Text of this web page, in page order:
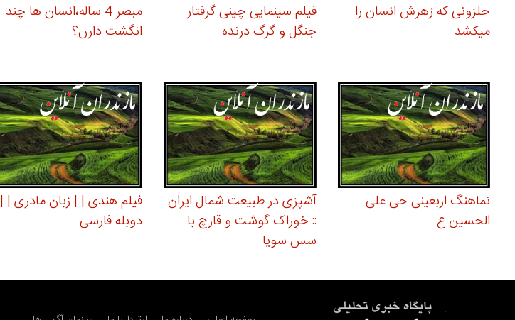
حلزونی که زهرش انسان را
میکشد
فیلم سینمایی چینی گرفتار
جنگل و گرگ درنده
مبصر 4 ساله،انسان ها چند
انگشت دارن؟
نماهنگ اربعینی حی علی
الحسین ع
آشپزی در طبیعت شمال ایران
:: خوراک گوشت و قارچ با
سس سویا
فیلم هندی | | زبان مادری | |
دوبله فارسی